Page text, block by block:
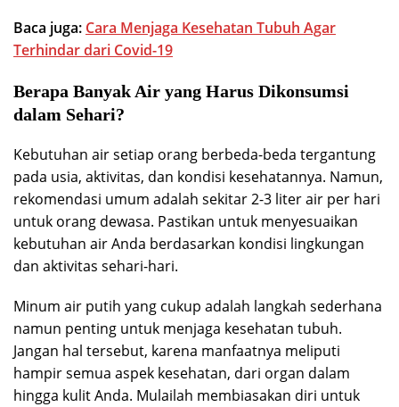
Baca juga: Cara Menjaga Kesehatan Tubuh Agar
Terhindar dari Covid-19
Berapa Banyak Air yang Harus Dikonsumsi
dalam Sehari?
Kebutuhan air setiap orang berbeda-beda tergantung
pada usia, aktivitas, dan kondisi kesehatannya. Namun,
rekomendasi umum adalah sekitar 2-3 liter air per hari
untuk orang dewasa. Pastikan untuk menyesuaikan
kebutuhan air Anda berdasarkan kondisi lingkungan
dan aktivitas sehari-hari.
Minum air putih yang cukup adalah langkah sederhana
namun penting untuk menjaga kesehatan tubuh.
Jangan hal tersebut, karena manfaatnya meliputi
hampir semua aspek kesehatan, dari organ dalam
hingga kulit Anda. Mulailah membiasakan diri untuk